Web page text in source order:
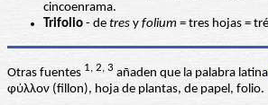
cincoenrama.
Trifolio - de tres y folium = tres hojas =
Otras fuentes 1, 2, 3 añaden que la palabra latina
φύλλον (fillon), hoja de plantas, de papel, folio.